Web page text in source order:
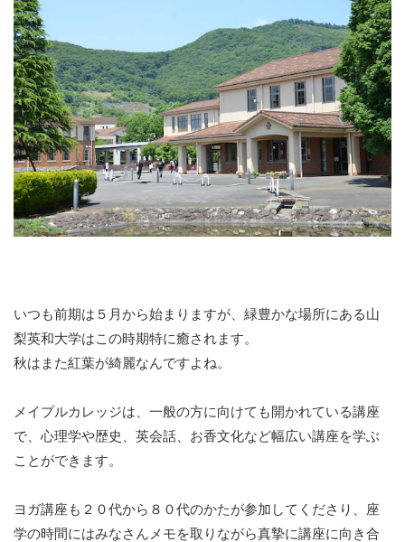
いつも前期は５月から始まりますが、緑豊かな場所にある山
梨英和大学はこの時期特に癒されます。
秋はまた紅葉が綺麗なんですよね。
メイプルカレッジは、一般の方に向けても開かれている講座
で、心理学や歴史、英会話、お香文化など幅広い講座を学ぶ
ことができます。
ヨガ講座も２０代から８０代のかたが参加してくださり、座
学の時間にはみなさんメモを取りながら真摯に講座に向き合